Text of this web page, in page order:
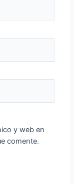
y web en
comente.